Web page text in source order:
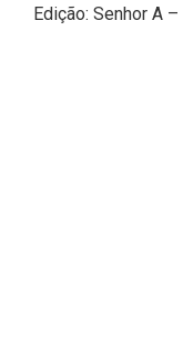
Edição: Senhor A –